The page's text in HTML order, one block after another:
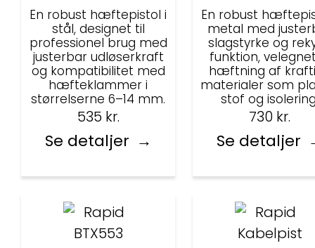
En robust hæftepistol i
stål, designet til
professionel brug med
justerbar udløserkraft
og kompatibilitet med
hæfteklammer i
størrelserne 6–14 mm.
535 kr.
Se detaljer
En robust
metal med
slagstyrke og
funktion,
hæftning af
materialer som
stof og
730 kr.
Se detaljer